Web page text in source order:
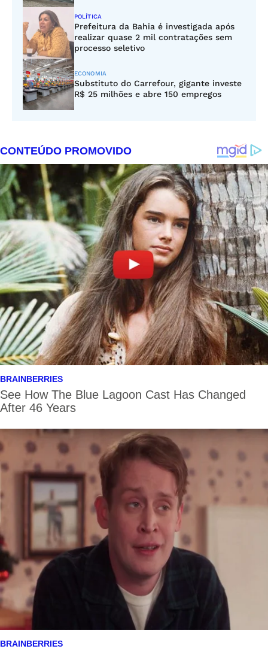
POLÍTICA
Prefeitura da Bahia é investigada após
realizar quase 2 mil contratações sem
processo seletivo
ECONOMIA
Substituto do Carrefour, gigante investe
R$ 25 milhões e abre 150 empregos